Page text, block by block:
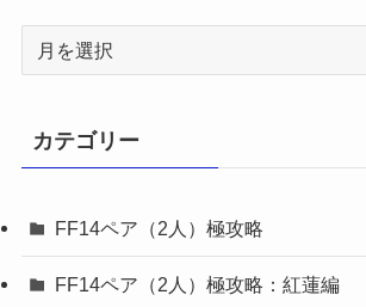
ブ
カテゴリー
FF14ペア（2人）極攻略
FF14ペア（2人）極攻略：紅蓮編